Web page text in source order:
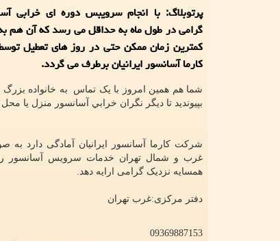
پرتوبلاگ: با انجام سرویبس دوره ای خرابی
گرامی در طول ماه به حداقل می رسد كه آن هم
كمترین زمان ممكن حتی در روز های تعطیل
كارما آسانسور ایرانیان برطرف می گردد.
شما هم همين امروز با یک تماس به خانواده بزرگ
بپيونديد تا ديگر نگران خرابي آسانسور منزل يا محل
شرکت کارما آسانسور ایرانیان آمادگی دارد به
غرب و شمال تهران خدمات سرویس آسانسور
همسایه نزدیک گرامی ارایه دهد.
دفتر مرکزی:غرب تهران
09369887153